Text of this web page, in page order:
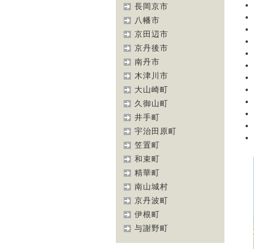
長岡京市
八幡市
京田辺市
京丹後市
南丹市
木津川市
大山崎町
久御山町
井手町
宇治田原町
笠置町
和束町
精華町
南山城村
京丹波町
伊根町
与謝野町